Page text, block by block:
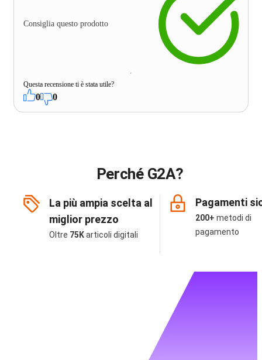
Consiglia questo prodotto
Questa recensione ti è stata utile?
0 0
Perché G2A?
La più ampia scelta al
miglior prezzo
Oltre 75Karticoli digitali
Pagamenti
200+ metodi di
pagamento